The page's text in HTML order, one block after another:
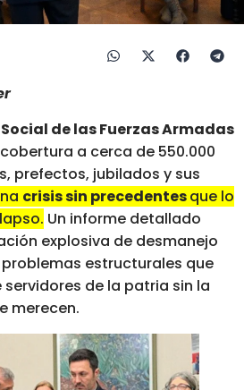
de las Fuerzas Armadas
a cerca de 550.000
prefectos, jubilados y sus
crisis sin precedentesque lo
Un informe detallado
explosiva de desmanejo
estructurales que
de la patria sin la
merecen.